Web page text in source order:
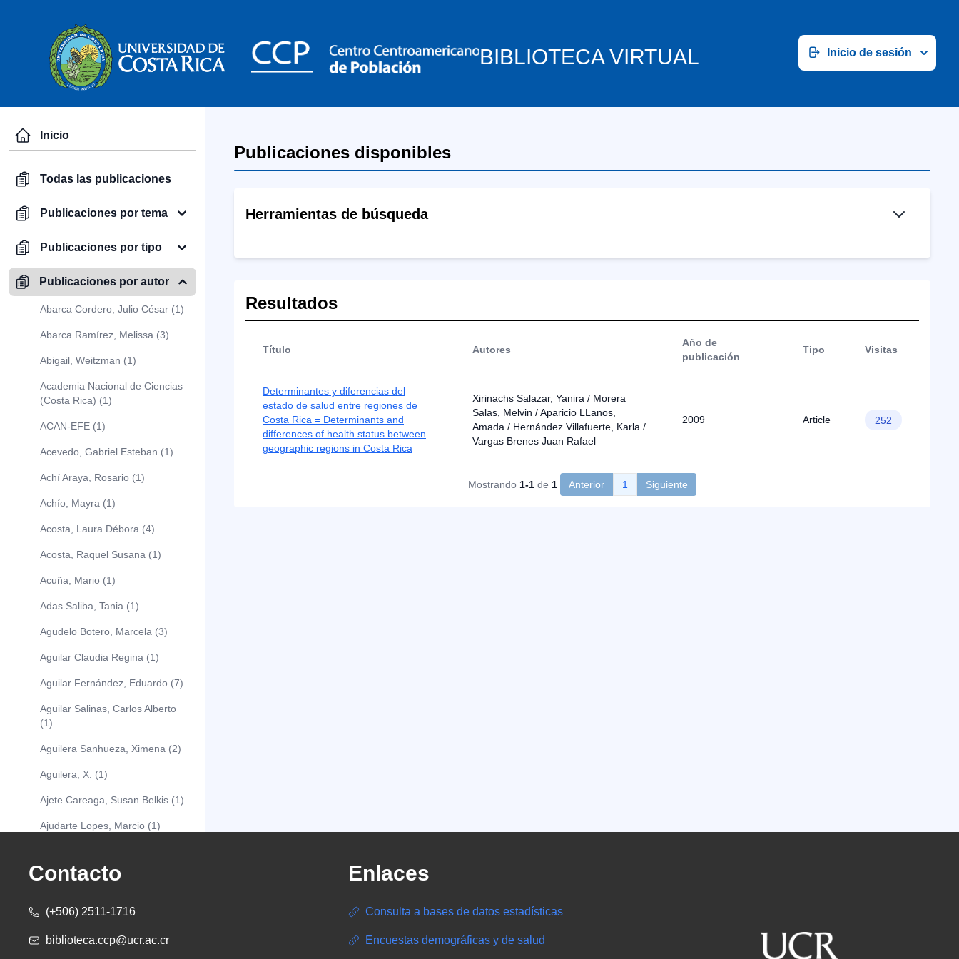
BIBLIOTECA VIRTUAL Inicio de sesión
Inicio
Todas las publicaciones
Publicaciones por tema
Publicaciones por tipo
Publicaciones por autor
Abarca Cordero, Julio César (1)
Abarca Ramírez, Melissa (3)
Abigail, Weitzman (1)
Academia Nacional de Ciencias
(Costa Rica) (1)
ACAN-EFE (1)
Acevedo, Gabriel Esteban (1)
Achí Araya, Rosario (1)
Achío, Mayra (1)
Acosta, Laura Débora (4)
Acosta, Raquel Susana (1)
Acuña, Mario (1)
Adas Saliba, Tania (1)
Agudelo Botero, Marcela (3)
Aguilar Claudia Regina (1)
Aguilar Fernández, Eduardo (7)
Aguilar Salinas, Carlos Alberto
(1)
Aguilera Sanhueza, Ximena (2)
Aguilera, X. (1)
Ajete Careaga, Susan Belkis (1)
Ajudarte Lopes, Marcio (1)
(1)
Albareda Tiana (1)
Alcócer Alfaro, Diana (1)
Publicaciones disponibles
Herramientas de búsqueda
Resultados
Título Autores
Año de
publicación
Tipo Visitas
Determinantes y diferencias del
estado de salud entre regiones de
Costa Rica = Determinants and
differences of health status between
geographic regions in Costa Rica
Xirinachs Salazar, Yanira / Morera
Salas, Melvin / Aparicio LLanos,
Amada / Hernández Villafuerte, Karla /
Vargas Brenes Juan Rafael
2009 Article 252
Mostrando 1-1 de 1 Anterior 1 Siguiente
Contacto
(+506) 2511-1716
biblioteca.ccp@ucr.ac.cr
Enlaces
Consulta a bases de datos estadísticas
Encuestas demográficas y de salud